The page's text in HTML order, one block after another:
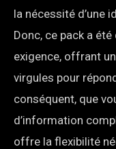
la nécessité d’une
Donc, ce pack a
exigence, offrant
virgules pour
conséquent, que
d’information
offre la flexibilité